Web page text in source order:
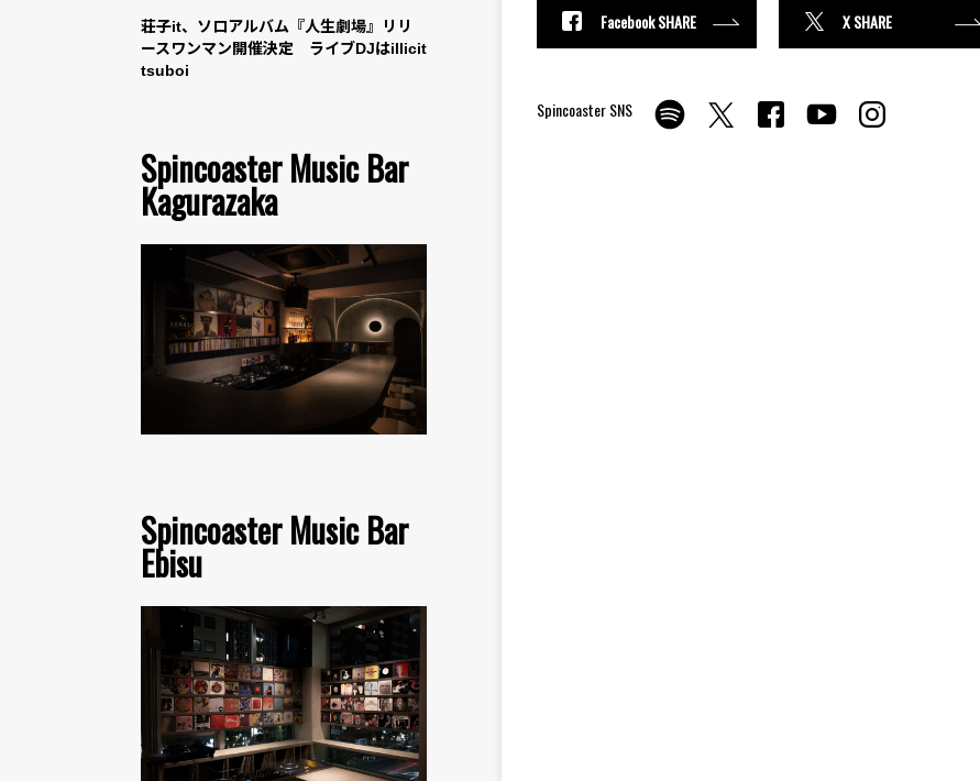
荘子it、ソロアルバム『人生劇場』リリ
ースワンマン開催決定 ライブDJはillicit
tsuboi
Spincoaster Music Bar
Kagurazaka
Spincoaster Music Bar
Ebisu
Facebook SHARE X SHARE
Spincoaster SNS